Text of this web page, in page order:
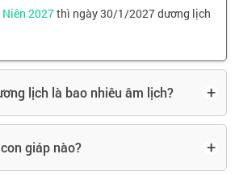
2027thì ngày 30/1/2027 dương lịch
lịch là bao nhiêu âm lịch? +
giáp nào? +